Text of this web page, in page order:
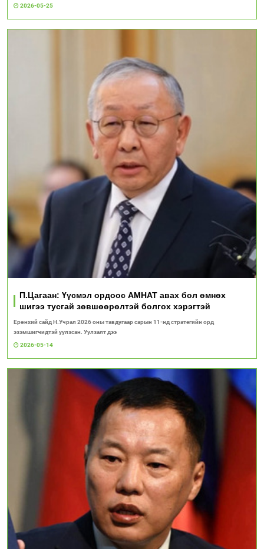
2026-05-25
П.Цагаан: Үүсмэл ордоос АМНАТ авах бол өмнөх
шигээ тусгай зөвшөөрөлтэй болгох хэрэгтэй
Ерөнхий сайд Н.Учрал 2026 оны тавдугаар сарын 11-нд стратегийн орд
эзэмшигчидтэй уулзсан. Уулзалт дээ
2026-05-14